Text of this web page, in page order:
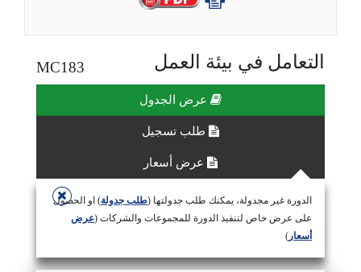
التعامل في بيئة العمل MC183
عرض الجدول
طلب تسجيل
عرض أسعار
الدورة غير مجدولة، يمكنك طلب جدولتها (طلب جدولة) او الحصول
على عرض خاص لتنفيذ الدورة للمجموعات والشركات (عرض
أسعار )